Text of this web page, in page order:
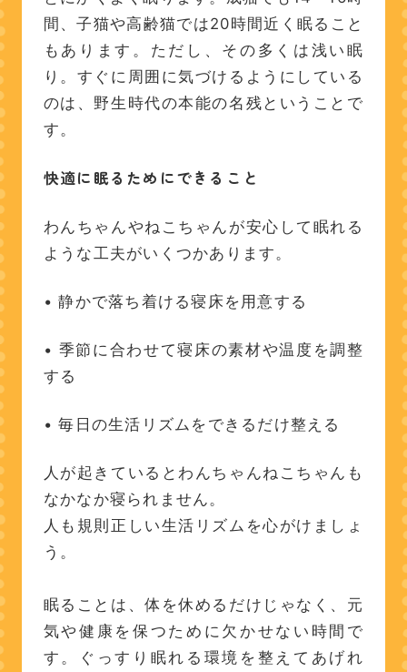
間、子猫や高齢猫では20時間近く眠ること
もあります。ただし、その多くは浅い眠
り。すぐに周囲に気づけるようにしている
のは、野生時代の本能の名残ということで
す。
快適に眠るためにできること
わんちゃんやねこちゃんが安心して眠れる
ような工夫がいくつかあります。
• 静かで落ち着ける寝床を用意する
• 季節に合わせて寝床の素材や温度を調整
する
• 毎日の生活リズムをできるだけ整える
人が起きているとわんちゃんねこちゃんも
なかなか寝られません。
人も規則正しい生活リズムを心がけましょ
う。
眠ることは、体を休めるだけじゃなく、元
気や健康を保つために欠かせない時間で
す。ぐっすり眠れる環境を整えてあげれ